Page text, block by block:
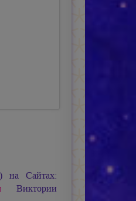
) на Сайтах:
Виктории